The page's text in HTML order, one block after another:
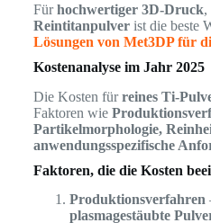
Fürhochwertiger 3D-Druck,
Reintitanpulverist die beste
Lösungen von Met3DP für
Kostenanalyse im Jahr 2025
Die Kosten fürreines Ti-
Faktoren wie
Partikelmorphologie,
anwendungsspezifische
Faktoren, die die Kosten
Produktionsverfahren
plasmagestäubte